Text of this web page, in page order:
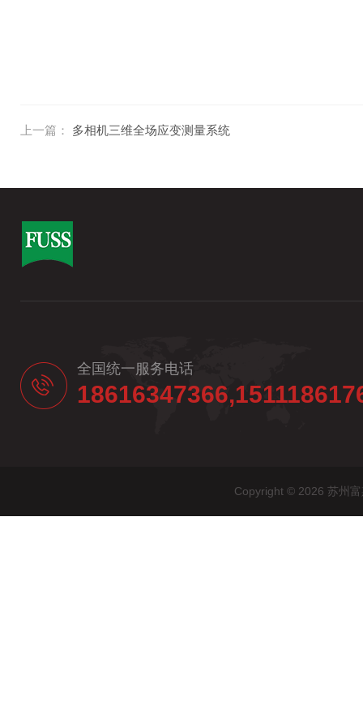
上一篇： 多相机三维全场应变测量系统
全国统一服务电话
Copyright © 2026 苏州